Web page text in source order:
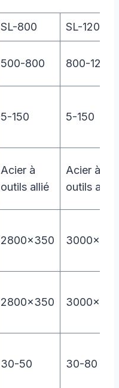
SL-800 SL-1200
500-800 800-1200
5-150 5-150
Acier à
outils allié
Acier à
outils allié
2800×350 3000×520
2800×350 3000×520
30-50 30-80